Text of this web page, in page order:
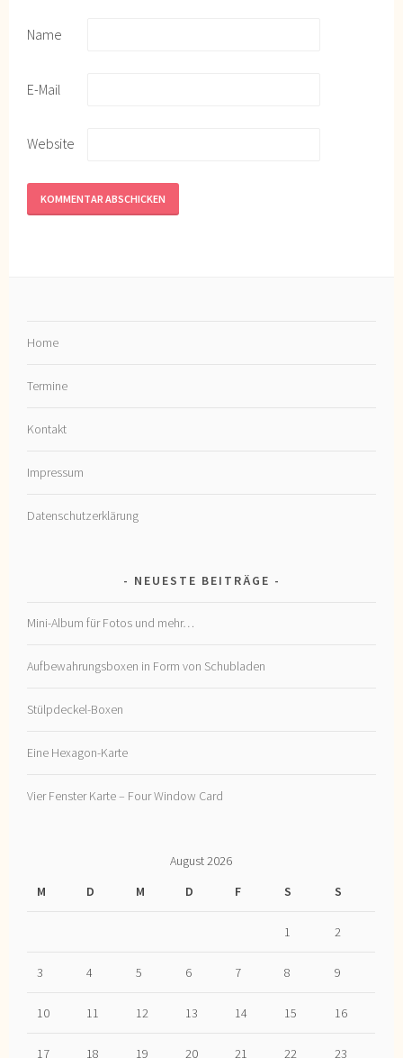
Name
E-Mail
Website
Home
Termine
Kontakt
Impressum
Datenschutzerklärung
NEUESTE BEITRÄGE
Mini-Album für Fotos und mehr…
Aufbewahrungsboxen in Form von Schubladen
Stülpdeckel-Boxen
Eine Hexagon-Karte
Vier Fenster Karte – Four Window Card
August 2026
M
D M D F S S
1 2
3 4 5 6 7 8 9
10 11 12 13 14 15 16
17 18 19 20 21 22 23